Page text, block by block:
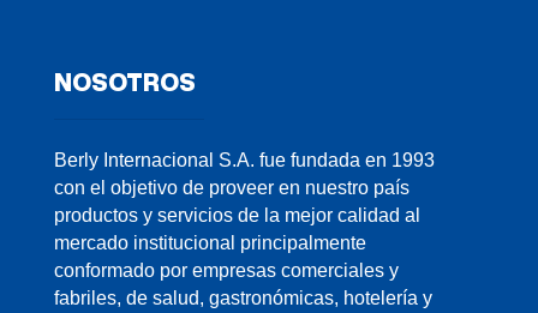
NOSOTROS
Berly Internacional S.A. fue fundada en 1993
con el objetivo de proveer en nuestro país
productos y servicios de la mejor calidad al
mercado institucional principalmente
conformado por empresas comerciales y
fabriles, de salud, gastronómicas, hotelería y